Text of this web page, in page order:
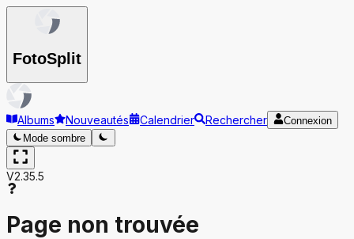
FotoSplit
Albums Nouveautés Calendrier Rechercher
Connexion
Mode sombre
V2.35.5
Page non trouvée